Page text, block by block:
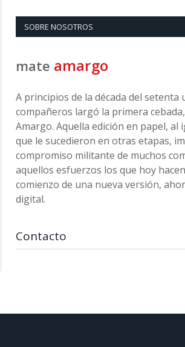
SOBRE NOSOTROS
mate amargo
A principios de la década del setenta
compañeros largó la primera
Amargo. Aquella edición en papel, al
que le sucedieron en otras etapas,
compromiso militante de muchos
aquellos esfuerzos los que hoy
comienzo de una nueva versión,
digital.
Contacto